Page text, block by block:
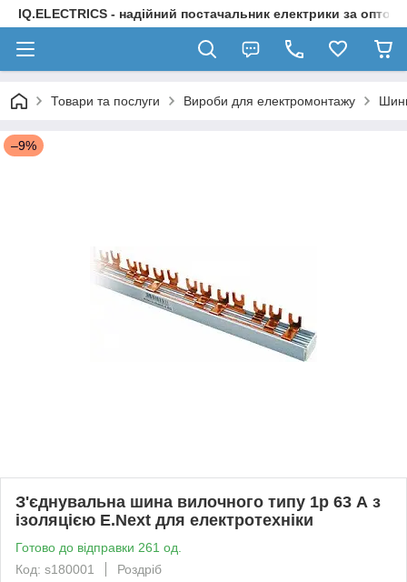
IQ.ELECTRICS - надійний постачальник електрики за
Товари та послуги Вироби для електромонтажу
–9%
З'єднувальна шина вилочного типу 1р 63 А з
ізоляцією E.Next для електротехніки
Готово до відправки 261 од.
Код: s180001
Роздріб